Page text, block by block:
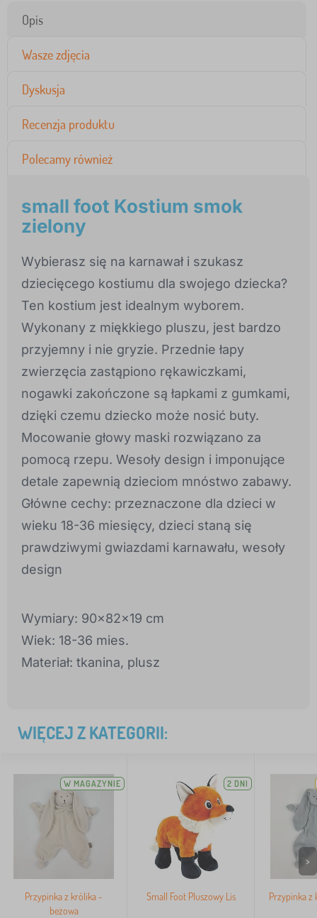
Opis
Wasze zdjęcia
Dyskusja
Recenzja produktu
Polecamy również
small foot Kostium smok
zielony
Wybierasz się na karnawał i szukasz
dziecięcego kostiumu dla swojego dziecka?
Ten kostium jest idealnym wyborem.
Wykonany z miękkiego pluszu, jest bardzo
przyjemny i nie gryzie. Przednie łapy
zwierzęcia zastąpiono rękawiczkami,
nogawki zakończone są łapkami z gumkami,
dzięki czemu dziecko może nosić buty.
Mocowanie głowy maski rozwiązano za
pomocą rzepu. Wesoły design i imponujące
detale zapewnią dzieciom mnóstwo zabawy.
Główne cechy: przeznaczone dla dzieci w
wieku 18-36 miesięcy, dzieci staną się
prawdziwymi gwiazdami karnawału, wesoły
design
Wymiary: 90x82x19 cm
Wiek: 18-36 mies.
Materiał: tkanina, plusz
WIĘCEJ Z KATEGORII:
W MAGAZYNIE
Przypinka z królika -
beżowa
2 DNI
Small Foot Pluszowy Lis Przypinka z
>